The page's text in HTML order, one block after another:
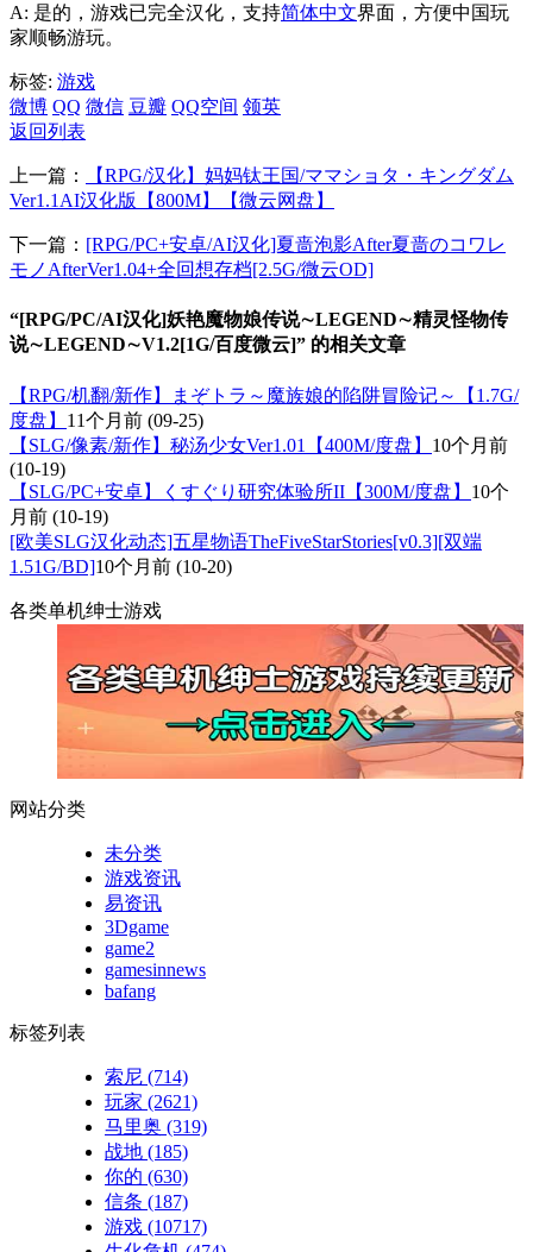
A: 是的，游戏已完全汉化，支持简体中文界面，方便中国玩
家顺畅游玩。
标签: 游戏
微博 QQ 微信 豆瓣 QQ空间 领英
返回列表
上一篇：
【RPG/汉化】妈妈钛王国/ママショタ・キングダム
Ver1.1AI汉化版【800M】【微云网盘】
下一篇： [RPG/PC+安卓/AI汉化]夏啬泡影After夏啬のコワレ
モノAfterVer1.04+全回想存档[2.5G/微云OD]
“[RPG/PC/AI汉化]妖艳魔物娘传说∼LEGEND∼精灵怪物传
说∼LEGEND∼V1.2[1G/百度微云]” 的相关文章
【RPG/机翻/新作】まぞトラ～魔族娘的陷阱冒险记～【1.7G/
度盘】 11个月前 (09-25)
【SLG/像素/新作】秘汤少女Ver1.01【400M/度盘】 10个月前
(10-19)
【SLG/PC+安卓】くすぐり研究体验所II【300M/度盘】 10个
月前 (10-19)
[欧美SLG汉化动态]五星物语TheFiveStarStories[v0.3][双端
1.51G/BD]10个月前 (10-20)
各类单机绅士游戏
网站分类
未分类
游戏资讯
易资讯
3Dgame
game2
gamesinnews
bafang
标签列表
索尼 (714)
玩家 (2621)
马里奥 (319)
战地 (185)
你的 (630)
信条 (187)
游戏 (10717)